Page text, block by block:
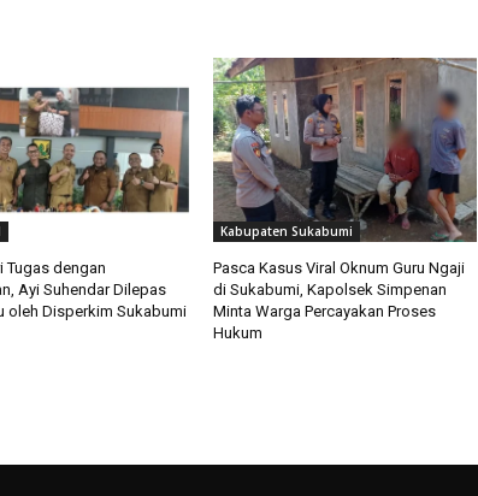
Tugas dengan
Ayi Suhendar Dilepas
oleh Disperkim Sukabumi
Kabupaten Sukabumi
Pasca Kasus Viral Oknum Guru Ngaji
di Sukabumi, Kapolsek Simpenan
Minta Warga Percayakan Proses
Hukum